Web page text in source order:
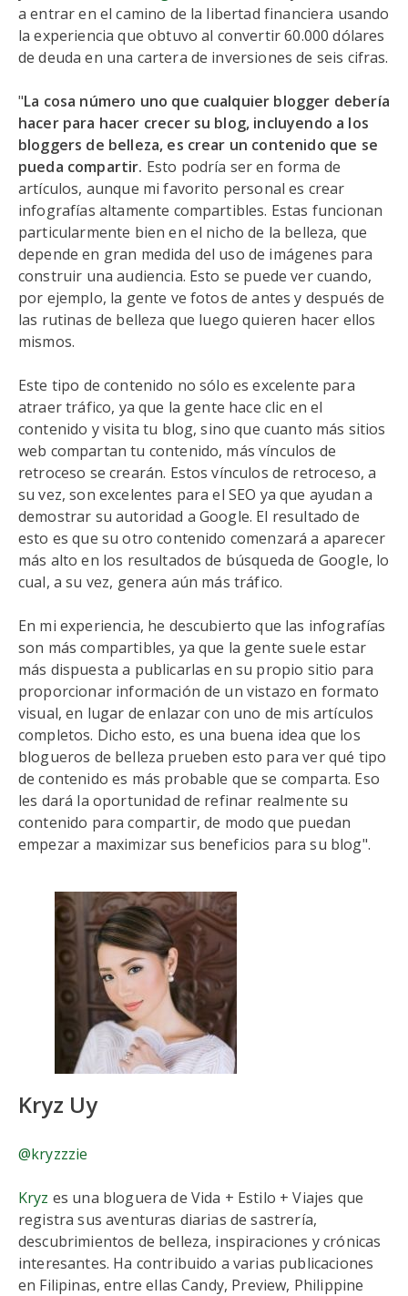
a entrar en el camino de la libertad financiera usando
la experiencia que obtuvo al convertir 60.000 dólares
de deuda en una cartera de inversiones de seis cifras.
"La cosa número uno que cualquier blogger debería
hacer para hacer crecer su blog, incluyendo a los
bloggers de belleza, es crear un contenido que se
pueda compartir. Esto podría ser en forma de
artículos, aunque mi favorito personal es crear
infografías altamente compartibles. Estas funcionan
particularmente bien en el nicho de la belleza, que
depende en gran medida del uso de imágenes para
construir una audiencia. Esto se puede ver cuando,
por ejemplo, la gente ve fotos de antes y después de
las rutinas de belleza que luego quieren hacer ellos
mismos.
Este tipo de contenido no sólo es excelente para
atraer tráfico, ya que la gente hace clic en el
contenido y visita tu blog, sino que cuanto más sitios
web compartan tu contenido, más vínculos de
retroceso se crearán. Estos vínculos de retroceso, a
su vez, son excelentes para el SEO ya que ayudan a
demostrar su autoridad a Google. El resultado de
esto es que su otro contenido comenzará a aparecer
más alto en los resultados de búsqueda de Google, lo
cual, a su vez, genera aún más tráfico.
En mi experiencia, he descubierto que las infografías
son más compartibles, ya que la gente suele estar
más dispuesta a publicarlas en su propio sitio para
proporcionar información de un vistazo en formato
visual, en lugar de enlazar con uno de mis artículos
completos. Dicho esto, es una buena idea que los
blogueros de belleza prueben esto para ver qué tipo
de contenido es más probable que se comparta. Eso
les dará la oportunidad de refinar realmente su
contenido para compartir, de modo que puedan
empezar a maximizar sus beneficios para su blog".
Kryz Uy
@kryzzzie
Kryz es una bloguera de Vida + Estilo + Viajes que
registra sus aventuras diarias de sastrería,
descubrimientos de belleza, inspiraciones y crónicas
interesantes. Ha contribuido a varias publicaciones
en Filipinas, entre ellas Candy, Preview, Philippine